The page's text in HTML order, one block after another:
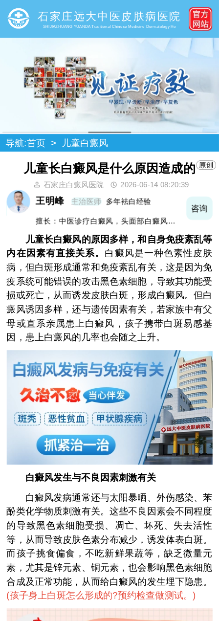
石家庄远大中医皮肤病医院
SHIJIAZHUANG YUANDA Traditional Chinese Medicine Dermatology Ho
导航:首页 > 儿童白癜风
儿童长白癜风是什么原因造成的
石家庄白癜风医院 2026-06-14 08:20:39
王明峰 主治医师 多年袪白经验
擅长：中医诊疗白癜风，头面部白癜风，青
咨询
儿童长白癜风的原因多样，和自身免疫紊乱等
内在因素有直接关系。 白癜风是一种色素性皮肤
病，但白斑形成通常和免疫紊乱有关，这是因为免
疫系统可能错误的攻击黑色素细胞，导致其功能受
损或死亡，从而诱发皮肤白斑，形成白癜风。但白
癜风诱因多样，还与遗传因素有关，若家族中有父
母或直系亲属患上白癜风，孩子携带白斑易感基
因，患上白癜风的几率也会随之上升。
白癜风发生与不良因素刺激有关
白癜风发病通常还与太阳暴晒、外伤感染、苯
酚类化学物质刺激有关。这些不良因素会不同程度
的导致黑色素细胞受损、凋亡、坏死、失去活性
等，从而导致皮肤色素分布减少，诱发体表白斑。
而孩子挑食偏食，不吃新鲜果蔬等，缺乏微量元
素，尤其是锌元素、铜元素，也会影响黑色素细胞
合成及正常功能，从而给白癜风的发生埋下隐患。
(孩子身上白斑怎么形成的?预约检查做测试。 )